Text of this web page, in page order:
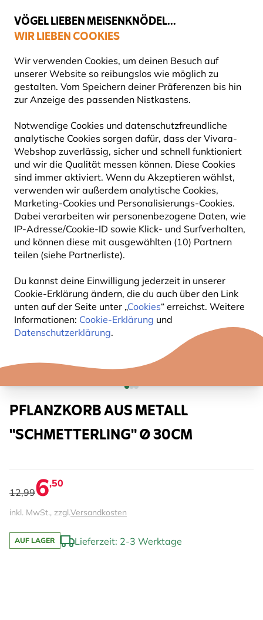
VÖGEL LIEBEN MEISENKNÖDEL...
WIR LIEBEN COOKIES
Wir verwenden Cookies, um deinen Besuch auf
unserer Website so reibungslos wie möglich zu
gestalten. Vom Speichern deiner Präferenzen bis hin
zur Anzeige des passenden Nistkastens.
Notwendige Cookies und datenschutzfreundliche
analytische Cookies sorgen dafür, dass der Vivara-
Webshop zuverlässig, sicher und schnell funktioniert
und wir die Qualität messen können. Diese Cookies
sind immer aktiviert. Wenn du Akzeptieren wählst,
verwenden wir außerdem analytische Cookies,
Marketing-Cookies und Personalisierungs-Cookies.
Dabei verarbeiten wir personenbezogene Daten, wie
IP-Adresse/Cookie-ID sowie Klick- und Surfverhalten,
und können diese mit ausgewählten (10) Partnern
teilen (siehe Partnerliste).
Du kannst deine Einwilligung jederzeit in unserer
Cookie-Erklärung ändern, die du auch über den Link
unten auf der Seite unter „Cookies“ erreichst. Weitere
Informationen: Cookie-Erklärung und
Datenschutzerklärung.
Top-bewertet in 11 Ländern
Gratis Versand ab 49 €
Angebote Outlet
50% RABATT
PFLANZKORB AUS METALL
"SCHMETTERLING" Ø 30CM
12,996,50
inkl. MwSt., zzgl.Versandkosten
AUF LAGER Lieferzeit: 2-3 Werktage